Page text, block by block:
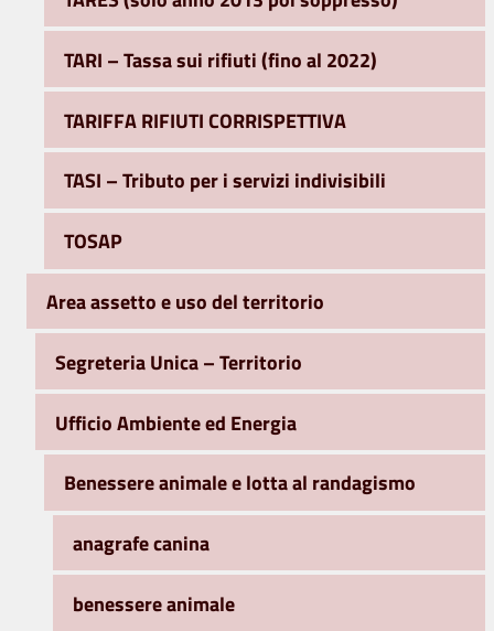
TARI – Tassa sui rifiuti (fino al 2022)
TARIFFA RIFIUTI CORRISPETTIVA
TASI – Tributo per i servizi indivisibili
TOSAP
Area assetto e uso del territorio
Segreteria Unica – Territorio
Ufficio Ambiente ed Energia
Benessere animale e lotta al randagismo
anagrafe canina
benessere animale